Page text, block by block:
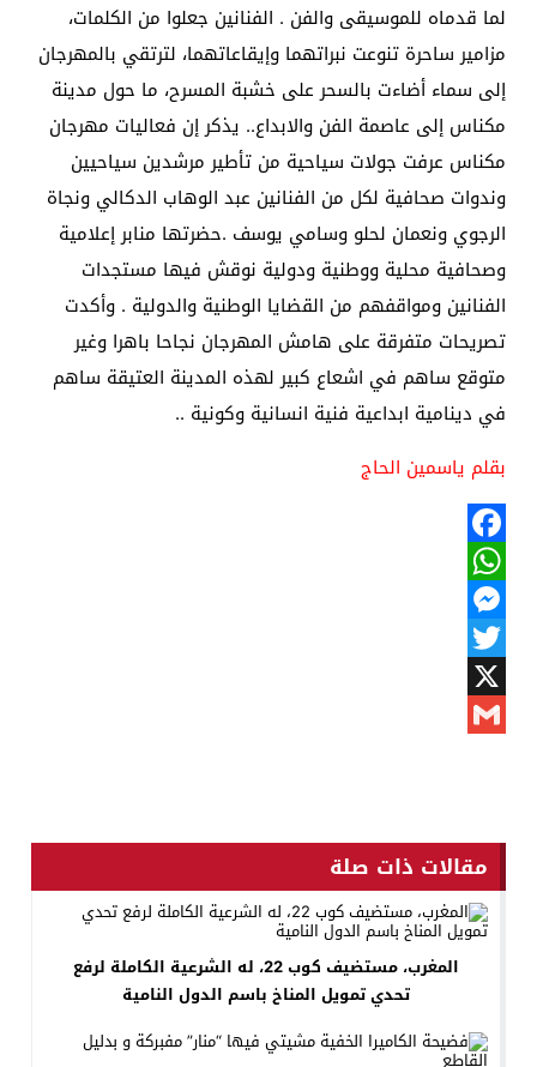
لما قدماه للموسيقى والفن . الفنانين جعلوا من الكلمات،
مزامير ساحرة تنوعت نبراتهما وإيقاعاتهما، لترتقي بالمهرجان
إلى سماء أضاءت بالسحر على خشبة المسرح، ما حول مدينة
مكناس إلى عاصمة الفن والابداع.. يذكر إن فعاليات مهرجان
مكناس عرفت جولات سياحية من تأطير مرشدين سياحيين
وندوات صحافية لكل من الفنانين عبد الوهاب الدكالي ونجاة
الرجوي ونعمان لحلو وسامي يوسف .حضرتها منابر إعلامية
وصحافية محلية ووطنية ودولية نوقش فيها مستجدات
الفنانين ومواقفهم من القضايا الوطنية والدولية . وأكدت
تصريحات متفرقة على هامش المهرجان نجاحا باهرا وغير
متوقع ساهم في اشعاع كبير لهذه المدينة العتيقة ساهم
في دينامية ابداعية فنية انسانية وكونية ..
بقلم ياسمين الحاج
Facebook
WhatsApp
Messenger
Twitter
X
مقالات ذات صلة
المغرب، مستضيف كوب 22، له الشرعية الكاملة لرفع
تحدي تمويل المناخ باسم الدول النامية